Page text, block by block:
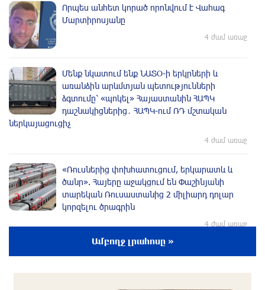
Որպես անհետ կորած որոնվում է Վահագ
Մարտիրոսյանը
4 ժամ առաջ
Մենք նկատում ենք ՆԱՏՕ-ի երկրների և
առանձին արևմտյան պետությունների
ձգտումը՝ «պոկել» Հայաստանին ՀԱՊԿ
դաշնակիցներից․ ՀԱՊԿ-ում ՌԴ մշտական
ներկայացուցիչ
4 ժամ առաջ
«Ռուսներից փոխհատուցում, երկարատև և
ծանր». Հայերը աջակցում են Փաշինյանի
տարեկան Ռուսաստանից 2 միլիարդ դոլար
կորզելու ծրագրին
4 ժամ առաջ
Ամբողջ լրահոսը »